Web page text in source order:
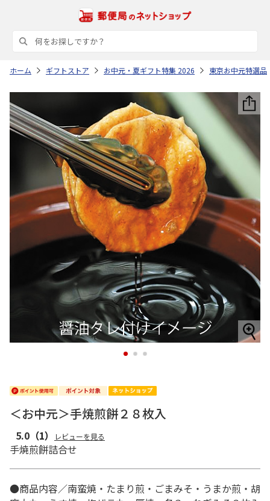
ホーム ギフトストア お中元・夏ギフト特集 2026 東京お中元特選品
1 2 3
＜お中元＞手焼煎餅２８枚入
5.0 （1） レビューを見る
手焼煎餅詰合せ
●商品内容／南蛮焼・たまり煎・ごまみそ・うまか煎・胡